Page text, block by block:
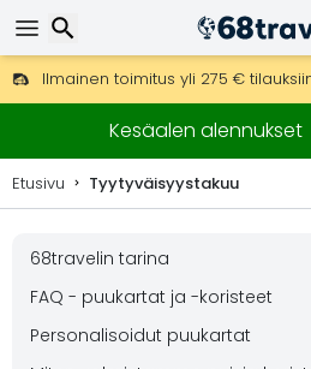
Ilmainen toimitus yli 275 €
Mahdollisuus lähettää DHL Express -
30 päivää palautukseen, 90
Kesäalen alennukset
Etusivu Tyytyväisyystakuu
68travelin tarina
FAQ - puukartat ja -koristeet
Personalisoidut puukartat